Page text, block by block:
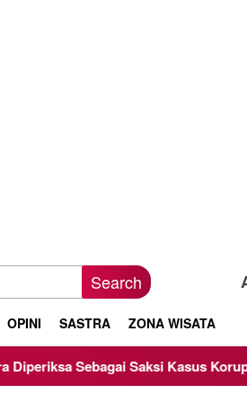
Search
OPINI SASTRA ZONA WISATA
Korupsi Bibit Nanas Sulsel Rp